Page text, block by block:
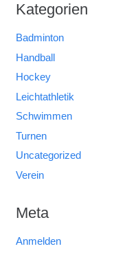
Kategorien
Badminton
Handball
Hockey
Leichtathletik
Schwimmen
Turnen
Uncategorized
Verein
Meta
Anmelden